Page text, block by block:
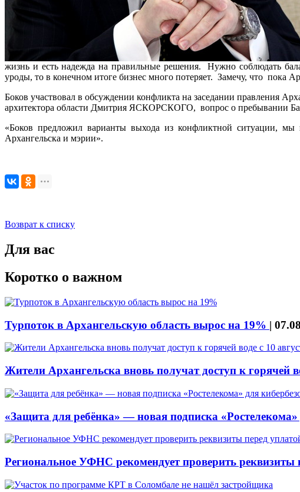
жизнь и есть надежда на правильные решения. Нужно соблюдать
уроды, то в конечном итоге бизнес много потеряет. Замечу, что пока
Боков участвовал в обсуждении конфликта на заседании правления
архитектора области Дмитрия ЯСКОРСКОГО, вопрос о пребывании
«Боков предложил варианты выхода из конфликтной ситуации, мы
Архангельска и мэрии».
Возврат к списку
Для вас
Коротко о важном
Турпоток в Архангельскую область вырос на 19% |
Жители Архангельска вновь получат доступ к горячей
«Защита для ребёнка» — новая подписка
Региональное УФНС рекомендует проверить реквизиты